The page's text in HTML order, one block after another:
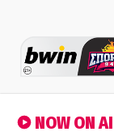
NOW ON